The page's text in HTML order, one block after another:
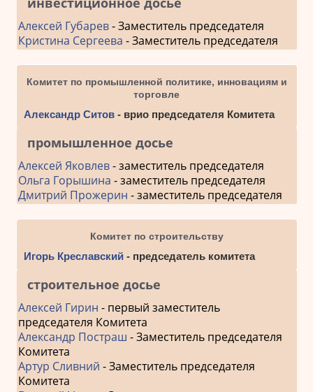
Алексей Губарев- Заместитель председателя
Кристина Сергеева - Заместитель председателя
Комитет по промышленной политике, инновациям и
торговле
Александр Ситов- врио председателя Комитета
промышленное досье
Алексей Яковлев- заместитель председателя
Ольга Горышина - заместитель председателя
Дмитрий Прожерин - заместитель председателя
Комитет по строительству
Игорь Креславский - председатель комитета
строительное досье
Алексей Гирин - первый заместитель
председателя Комитета
Александр Постраш - Заместитель председателя
Комитета
Артур Сливний - Заместитель председателя
Комитета